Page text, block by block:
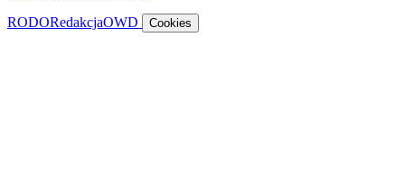
RODORedakcjaOWD Cookies